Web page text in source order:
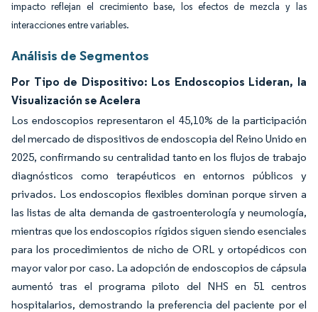
impacto reflejan el crecimiento base, los efectos de mezcla y las
interacciones entre variables.
Análisis de Segmentos
Por Tipo de Dispositivo: Los Endoscopios Lideran, la
Visualización se Acelera
Los endoscopios representaron el 45,10% de la participación
del mercado de dispositivos de endoscopia del Reino Unido en
2025, confirmando su centralidad tanto en los flujos de trabajo
diagnósticos como terapéuticos en entornos públicos y
privados. Los endoscopios flexibles dominan porque sirven a
las listas de alta demanda de gastroenterología y neumología,
mientras que los endoscopios rígidos siguen siendo esenciales
para los procedimientos de nicho de ORL y ortopédicos con
mayor valor por caso. La adopción de endoscopios de cápsula
aumentó tras el programa piloto del NHS en 51 centros
hospitalarios, demostrando la preferencia del paciente por el